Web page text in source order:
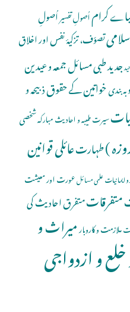
کراماُصولِ تفسیراُصولِ
تصوّف، تزکیۂ نفس اور اخلاق
جدید طبی مسائلجمعہ و عیدین
بندیخواتین کے حقوقذبیحہ و
سیرت طیبہ و احادیث مبارکہشخصی
)طہارتعائلی قوانین
ایمانیاتعلمی مسائلعورت اور معیشت
متفرقاتمتفرق احادیث کی
ملازمت و کاروبارمیراث و
و ازدواجی